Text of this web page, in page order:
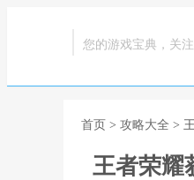
您的游戏宝典，关注
首页 > 攻略大全 >
王者荣耀